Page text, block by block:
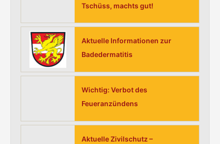
Tschüss, machts gut!
Aktuelle Informationen zur
Badedermatitis
Wichtig: Verbot des
Feueranzündens
Aktuelle Zivilschutz –